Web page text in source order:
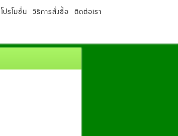
ติดต่อเรา
วิธีการสั่งซื้อ
โปรโมชั่น